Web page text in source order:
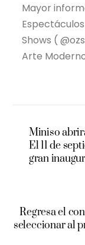
Mayor
Shows (
Arte
Miniso
El 11 de
gran
Regresa el
seleccionar al